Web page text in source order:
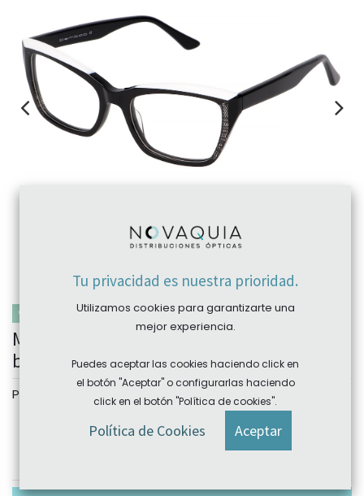
MERCADO CIRCULAR
Montura acetato SW5138 52-18 (145)
bemboo eyewear
Personalizar
Tu privacidad es nuestra prioridad.
Utilizamos cookies para garantizarte una
mejor experiencia.
Puedes aceptar las cookies haciendo click en
el botón "Aceptar" o configurarlas haciendo
click en el botón "Política de cookies".
Política de Cookies Aceptar